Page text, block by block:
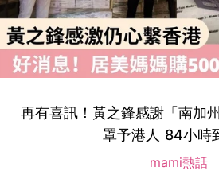
再有喜訊！黃之鋒感謝「南加
罩予港人 84小時
mami熱話